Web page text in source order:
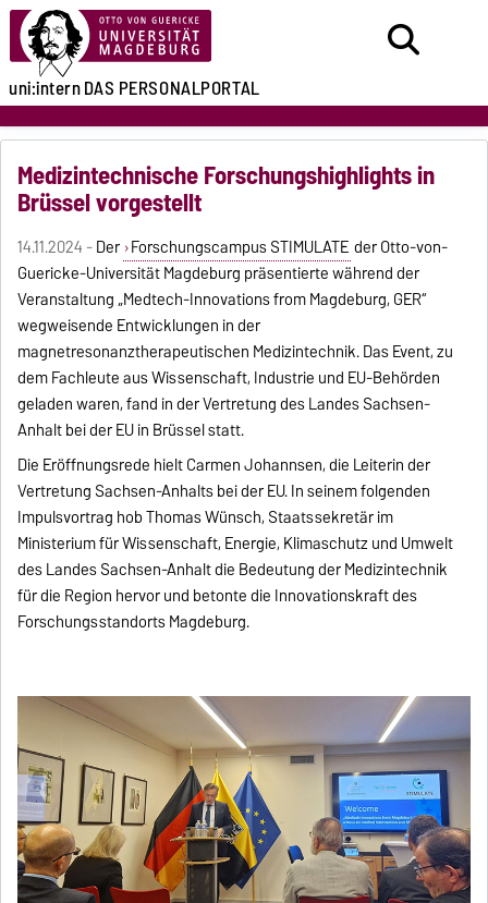
uni:internDAS PERSONALPORTAL
Medizintechnische Forschungshighlights in
Brüssel vorgestellt
14.11.2024 -Der Forschungscampus STIMULATE der Otto-von-
Guericke-Universität Magdeburg präsentierte während der
Veranstaltung „Medtech-Innovations from Magdeburg, GER“
wegweisende Entwicklungen in der
magnetresonanztherapeutischen Medizintechnik. Das Event, zu
dem Fachleute aus Wissenschaft, Industrie und EU-Behörden
geladen waren, fand in der Vertretung des Landes Sachsen-
Anhalt bei der EU in Brüssel statt.
Die Eröffnungsrede hielt Carmen Johannsen, die Leiterin der
Vertretung Sachsen-Anhalts bei der EU. In seinem folgenden
Impulsvortrag hob Thomas Wünsch, Staatssekretär im
Ministerium für Wissenschaft, Energie, Klimaschutz und Umwelt
des Landes Sachsen-Anhalt die Bedeutung der Medizintechnik
für die Region hervor und betonte die Innovationskraft des
Forschungsstandorts Magdeburg.